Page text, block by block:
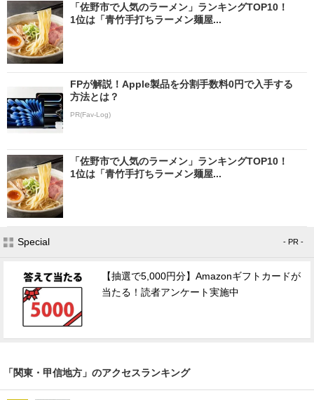
「佐野市で人気のラーメン」ランキングTOP10！
1位は「青竹手打ちラーメン麺屋...
FPが解説！Apple製品を分割手数料0円で入手する
方法とは？
PR(Fav-Log)
「佐野市で人気のラーメン」ランキングTOP10！
1位は「青竹手打ちラーメン麺屋...
Special - PR -
【抽選で5,000円分】Amazonギフトカードが
当たる！読者アンケート実施中
「関東・甲信地方」のアクセスランキング